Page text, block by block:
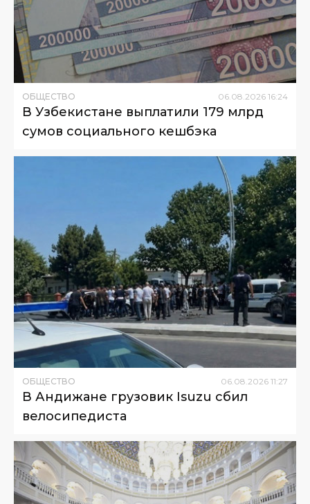
ОБЩЕСТВО 06 08 2026 16:24
В Узбекистане выплатили 179 млрд
сумов социального кешбэка
ОБЩЕСТВО 06 08 2026 11:27
В Андижане грузовик Isuzu сбил
велосипедиста